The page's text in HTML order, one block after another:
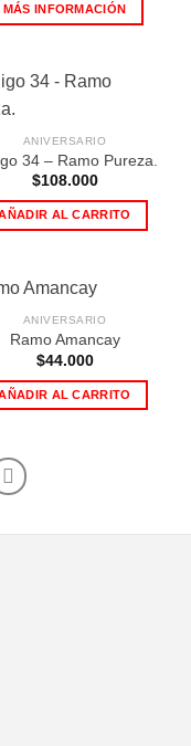
MÁS INFORMACIÓN
ANIVERSARIO
34 – Ramo Pureza.
$108.000
AL CARRITO
ANIVERSARIO
Ramo Amancay
$44.000
AL CARRITO